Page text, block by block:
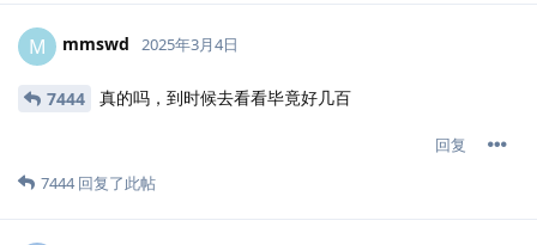
M mmswd 2025年3月4日
7444 真的吗，到时候去看看毕竟好几百
回复
7444回复了此帖